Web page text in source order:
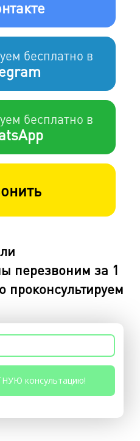
бесплатно в
бесплатно в
перезвоним за 1
проконсультируем